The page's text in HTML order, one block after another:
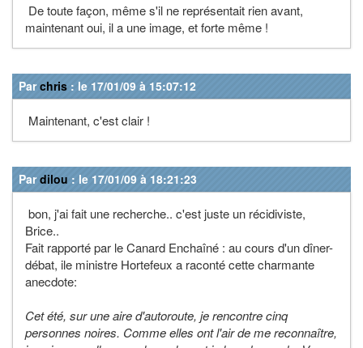
De toute façon, même s'il ne représentait rien avant,
maintenant oui, il a une image, et forte même !
Parchris : le 17/01/09 à 15:07:12
Maintenant, c'est clair !
Pardilou : le 17/01/09 à 18:21:23
bon, j'ai fait une recherche.. c'est juste un récidiviste,
Brice..
Fait rapporté par le Canard Enchaîné : au cours d'un dîner-
débat, ile ministre Hortefeux a raconté cette charmante
anecdote:
Cet été, sur une aire d'autoroute, je rencontre cinq
personnes noires. Comme elles ont l'air de me reconnaître,